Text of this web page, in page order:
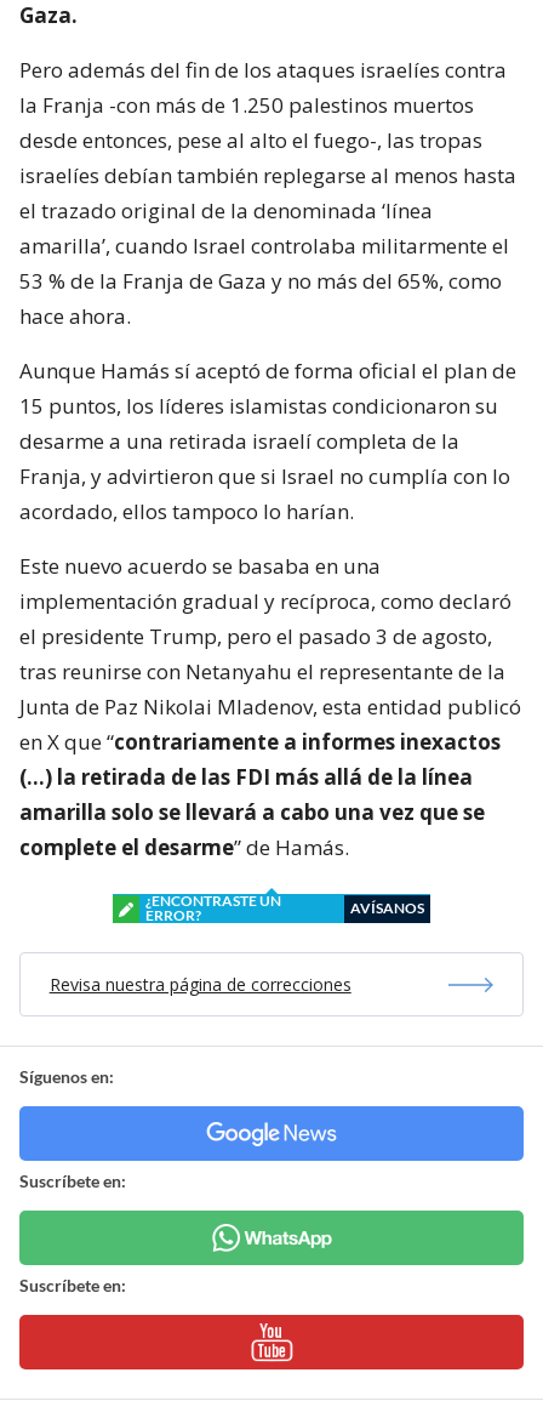
Gaza.
Pero además del fin de los ataques israelíes contra
la Franja -con más de 1.250 palestinos muertos
desde entonces, pese al alto el fuego-, las tropas
israelíes debían también replegarse al menos hasta
el trazado original de la denominada ‘línea
amarilla’, cuando Israel controlaba militarmente el
53 % de la Franja de Gaza y no más del 65%, como
hace ahora.
Aunque Hamás sí aceptó de forma oficial el plan de
15 puntos, los líderes islamistas condicionaron su
desarme a una retirada israelí completa de la
Franja, y advirtieron que si Israel no cumplía con lo
acordado, ellos tampoco lo harían.
Este nuevo acuerdo se basaba en una
implementación gradual y recíproca, como declaró
el presidente Trump, pero el pasado 3 de agosto,
tras reunirse con Netanyahu el representante de la
Junta de Paz Nikolai Mladenov, esta entidad publicó
en X que “contrariamente a informes inexactos
(…) la retirada de las FDI más allá de la línea
amarilla solo se llevará a cabo una vez que se
complete el desarme” de Hamás.
¿ENCONTRASTE UN
ERROR?
AVÍSANOS
Revisa nuestra página de correcciones
Síguenos en:
Suscríbete en:
Suscríbete en: